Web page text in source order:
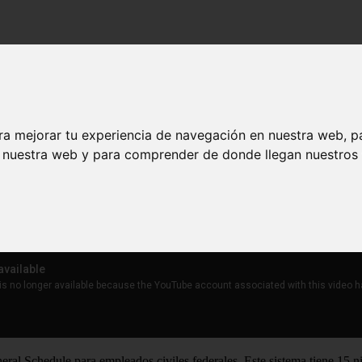
mejorar tu experiencia de navegación en nuestra web,
web y para comprender de donde llegan nuestros
por rangos en Nasa y exploración lunar
por rangos en Nasa y exploración